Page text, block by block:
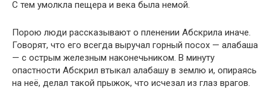
С тем умолкла пещера и века была немой.
Порою люди рассказывают о пленении Абскрила иначе.
Говорят, что его всегда выручал горный посох — алабаша
— с острым железным наконечьником. В минуту
опастности Абскрил втыкал алабашу в землю и, опираясь
на неё, делал такой прыжок, что исчезал из глаз врагов.